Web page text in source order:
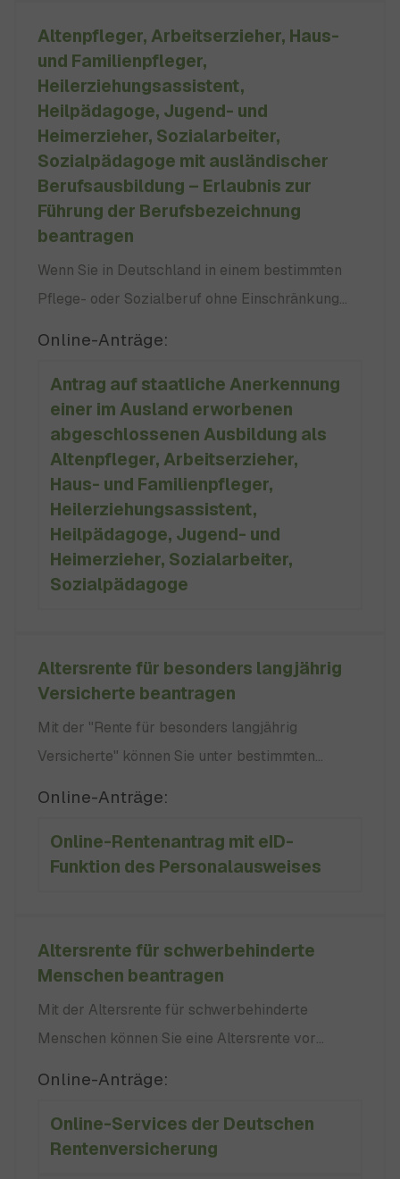
Altenpfleger, Arbeitserzieher, Haus-
und Familienpfleger,
Heilerziehungsassistent,
Heilpädagoge, Jugend- und
Heimerzieher, Sozialarbeiter,
Sozialpädagoge mit ausländischer
Berufsausbildung – Erlaubnis zur
Führung der Berufsbezeichnung
beantragen
Wenn Sie in Deutschland in einem bestimmten
Pflege- oder Sozialberuf ohne Einschränkung
entsprechende Berufsbezeichnung zu führen und
den Beruf auszuüben. Die Erlaubnis benötigen
Sie für folgende Berufe:
Online-Anträge:
Antrag auf staatliche Anerkennung
einer im Ausland erworbenen
abgeschlossenen Ausbildung als
Altenpfleger, Arbeitserzieher,
Haus- und Familienpfleger,
Heilerziehungsassistent,
Heilpädagoge, Jugend- und
Heimerzieher, Sozialarbeiter,
Sozialpädagoge
Altersrente für besonders langjährig
Versicherte beantragen
Mit der "Rente für besonders langjährig
Versicherte" können Sie unter bestimmten
Altersrente für besonders langjährig Versicherte
können Sie nicht vorzeitig in Anspruch nehmen –
Online-Anträge:
Online-Rentenantrag mit eID-
Funktion des Personalausweises
Altersrente für schwerbehinderte
Menschen beantragen
Mit der Altersrente für schwerbehinderte
Menschen können Sie eine Altersrente vor
haben Schwerbehinderte Menschen sind alle
Personen mit einem Grad der Behinderung (GdB)
Online-Anträge:
Online-Services der Deutschen
Rentenversicherung